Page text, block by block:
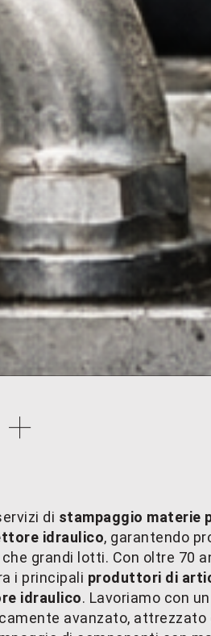
di stampaggio materie
idraulico, garantendo
grandi lotti. Con oltre 70
i principali produttori di
idraulico. Lavoriamo con
avanzato, attrezzato